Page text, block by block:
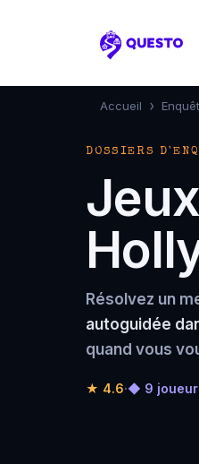
Questo
Accueil ›
DOSSIERS
Résolvez un
autoguidée
quand vous
★ 4.6·◆ 9